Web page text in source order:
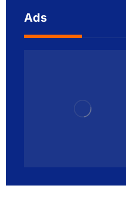
Ads